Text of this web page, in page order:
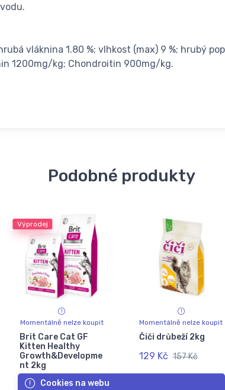
vláknina 1.80 %; vlhkost (max) 9 %; hrubý
1200mg/kg; Chondroitin 900mg/kg.
Podobné produkty
Výprodej
Momentálně nelze koupit
Brit Care Cat GF
Kitten Healthy
Growth&Developme
nt 2kg
362 Kč
Momentálně nelze koupit
Čiči drůbeží 2kg
129 Kč 157 Kč
Cookies na webu